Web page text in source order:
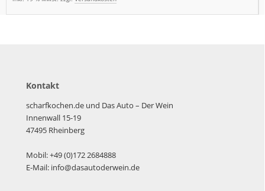
Kontakt
scharfkochen.de und Das Auto – Der Wein
Innenwall 15-19
47495 Rheinberg
Mobil: +49 (0)172 2684888
E-Mail: info@dasautoderwein.de